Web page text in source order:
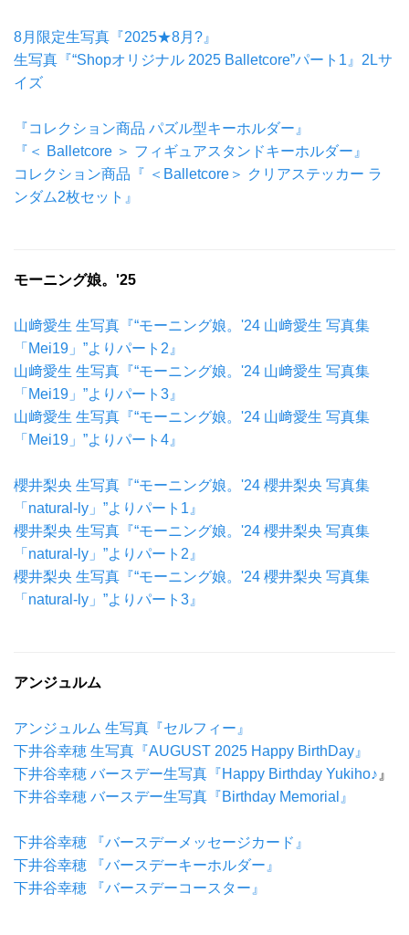
8月限定生写真『2025★8月?』
生写真『“Shopオリジナル 2025 Balletcore”パート1』2Lサ
イズ
『コレクション商品 パズル型キーホルダー』
『＜ Balletcore ＞ フィギュアスタンドキーホルダー』
コレクション商品『 ＜Balletcore＞ クリアステッカー ラ
ンダム2枚セット』
モーニング娘。'25
山﨑愛生 生写真『“モーニング娘。'24 山﨑愛生 写真集
「Mei19」”よりパート2』
山﨑愛生 生写真『“モーニング娘。'24 山﨑愛生 写真集
「Mei19」”よりパート3』
山﨑愛生 生写真『“モーニング娘。'24 山﨑愛生 写真集
「Mei19」”よりパート4』
櫻井梨央 生写真『“モーニング娘。'24 櫻井梨央 写真集
「natural-ly」”よりパート1』
櫻井梨央 生写真『“モーニング娘。'24 櫻井梨央 写真集
「natural-ly」”よりパート2』
櫻井梨央 生写真『“モーニング娘。'24 櫻井梨央 写真集
「natural-ly」”よりパート3』
アンジュルム
アンジュルム 生写真『セルフィー』
下井谷幸穂 生写真『AUGUST 2025 Happy BirthDay』
下井谷幸穂 バースデー生写真『Happy Birthday Yukiho♪ 』
下井谷幸穂 バースデー生写真『Birthday Memorial』
下井谷幸穂 『バースデーメッセージカード』
下井谷幸穂
『バースデーキーホルダー』
下井谷幸穂
『バースデーコースター』